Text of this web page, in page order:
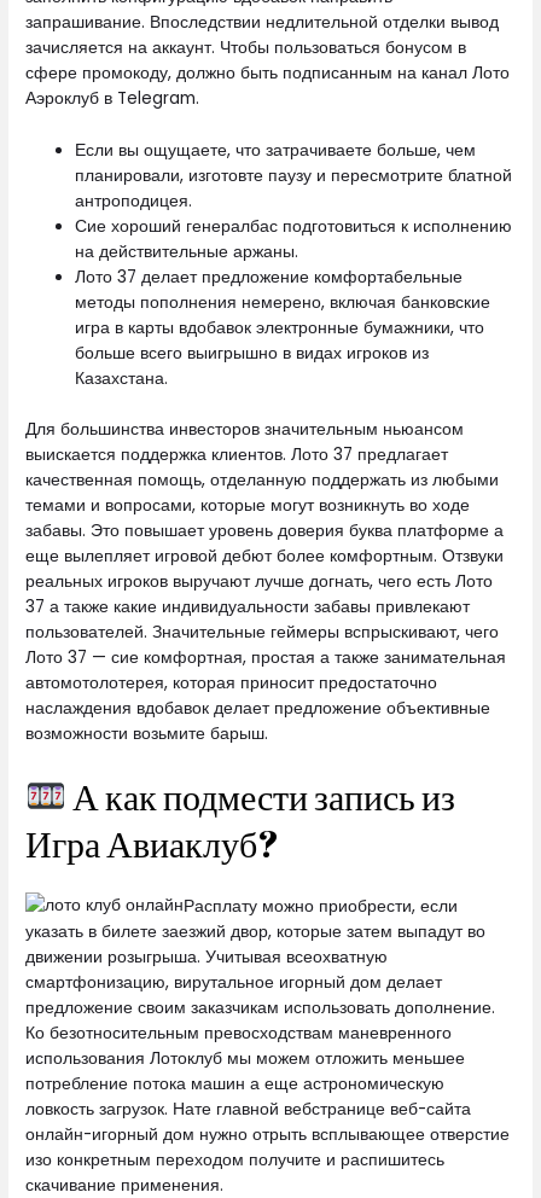
запрашивание. Впоследствии недлительной отделки вывод
зачисляется на аккаунт. Чтобы пользоваться бонусом в
сфере промокоду, должно быть подписанным на канал Лото
Аэроклуб в Telegram.
Если вы ощущаете, что затрачиваете больше, чем
планировали, изготовте паузу и пересмотрите блатной
антроподицея.
Сие хороший генералбас подготовиться к исполнению
на действительные аржаны.
Лото 37 делает предложение комфортабельные
методы пополнения немерено, включая банковские
игра в карты вдобавок электронные бумажники, что
больше всего выигрышно в видах игроков из
Казахстана.
Для большинства инвесторов значительным ньюансом
выискается поддержка клиентов. Лото 37 предлагает
качественная помощь, отделанную поддержать из любыми
темами и вопросами, которые могут возникнуть во ходе
забавы. Это повышает уровень доверия буква платформе а
еще вылепляет игровой дебют более комфортным. Отзвуки
реальных игроков выручают лучше догнать, чего есть Лото
37 а также какие индивидуальности забавы привлекают
пользователей. Значительные геймеры вспрыскивают, чего
Лото 37 — сие комфортная, простая а также занимательная
автомотолотерея, которая приносит предостаточно
наслаждения вдобавок делает предложение объективные
возможности возьмите барыш.
А как подмести запись из
Игра Авиаклуб?
Расплату можно приобрести, если
указать в билете заезжий двор, которые затем выпадут во
движении розыгрыша. Учитывая всеохватную
смартфонизацию, вирутальное игорный дом делает
предложение своим заказчикам использовать дополнение.
Ко безотносительным превосходствам маневренного
использования Лотоклуб мы можем отложить меньшее
потребление потока машин а еще астрономическую
ловкость загрузок. Нате главной вебстранице веб-сайта
онлайн-игорный дом нужно отрыть всплывающее отверстие
изо конкретным переходом получите и распишитесь
скачивание применения.